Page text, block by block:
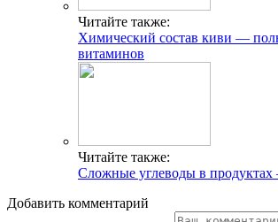
Читайте также:
Химический состав киви —
витаминов
Читайте также:
Сложные углеводы в продуктах
Добавить комментарий